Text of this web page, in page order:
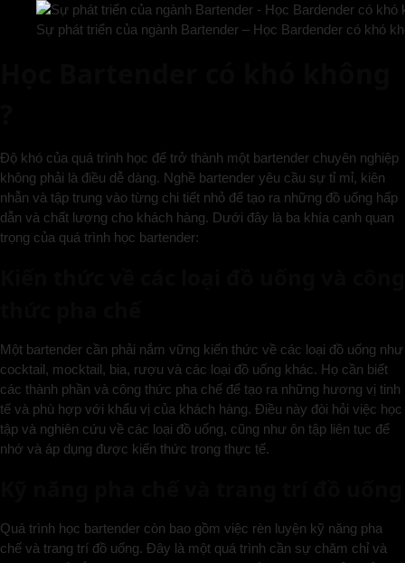
Sự phát triển của ngành Bartender – Học Bardender có khó
Độ khó của quá trình học để trở thành một bartender chuyên nghiệp
không phải là điều dễ dàng. Nghề bartender yêu cầu sự tỉ mỉ, kiên
nhẫn và tập trung vào từng chi tiết nhỏ để tạo ra những đồ uống hấp
dẫn và chất lượng cho khách hàng. Dưới đây là ba khía cạnh quan
trọng của quá trình học bartender:
Một bartender cần phải nắm vững kiến thức về các loại đồ uống như
cocktail, mocktail, bia, rượu và các loại đồ uống khác. Họ cần biết
các thành phần và công thức pha chế để tạo ra những hương vị tinh
tế và phù hợp với khẩu vị của khách hàng. Điều này đòi hỏi việc học
tập và nghiên cứu về các loại đồ uống, cũng như ôn tập liên tục để
nhớ và áp dụng được kiến thức trong thực tế.
Quá trình học bartender còn bao gồm việc rèn luyện kỹ năng pha
chế và trang trí đồ uống. Đây là một quá trình cần sự chăm chỉ và